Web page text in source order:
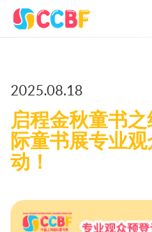
2025.08.18
启程金秋童书
际童书展专业
动！